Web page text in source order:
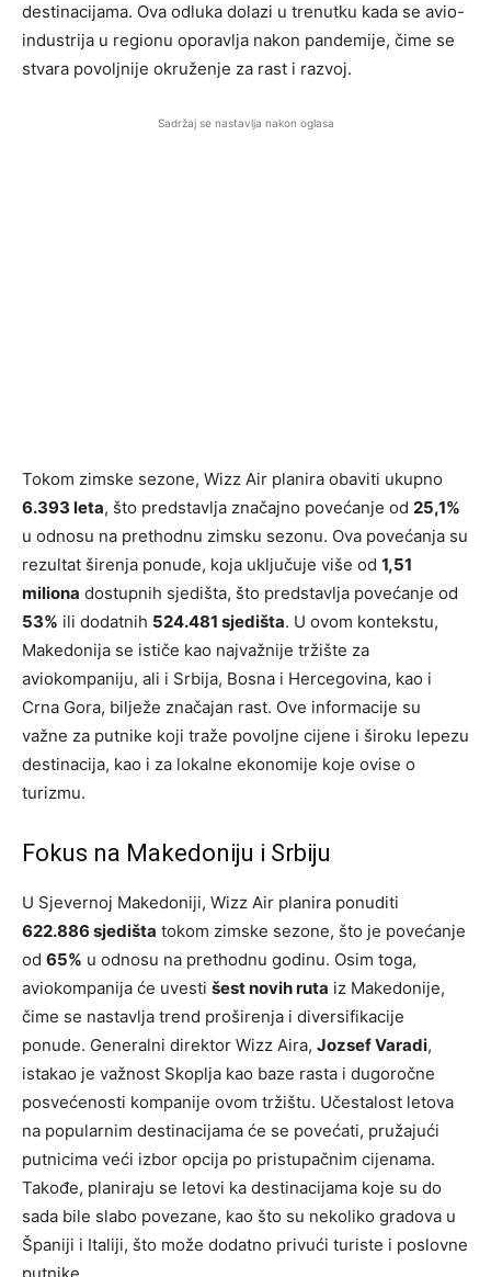
destinacijama. Ova odluka dolazi u trenutku kada se avio-
industrija u regionu oporavlja nakon pandemije, čime se
stvara povoljnije okruženje za rast i razvoj.
Sadržaj se nastavlja nakon oglasa
Tokom zimske sezone, Wizz Air planira obaviti ukupno
6.393 leta, što predstavlja značajno povećanje od 25,1%
u odnosu na prethodnu zimsku sezonu. Ova povećanja su
rezultat širenja ponude, koja uključuje više od 1,51
miliona dostupnih sjedišta, što predstavlja povećanje od
53% ili dodatnih 524.481 sjedišta. U ovom kontekstu,
Makedonija se ističe kao najvažnije tržište za
aviokompaniju, ali i Srbija, Bosna i Hercegovina, kao i
Crna Gora, bilježe značajan rast. Ove informacije su
važne za putnike koji traže povoljne cijene i široku lepezu
destinacija, kao i za lokalne ekonomije koje ovise o
turizmu.
Fokus na Makedoniju i Srbiju
U Sjevernoj Makedoniji, Wizz Air planira ponuditi
622.886 sjedišta tokom zimske sezone, što je povećanje
od 65% u odnosu na prethodnu godinu. Osim toga,
aviokompanija će uvesti šest novih ruta iz Makedonije,
čime se nastavlja trend proširenja i diversifikacije
ponude. Generalni direktor Wizz Aira, Jozsef Varadi,
istakao je važnost Skoplja kao baze rasta i dugoročne
posvećenosti kompanije ovom tržištu. Učestalost letova
na popularnim destinacijama će se povećati, pružajući
putnicima veći izbor opcija po pristupačnim cijenama.
Takođe, planiraju se letovi ka destinacijama koje su do
sada bile slabo povezane, kao što su nekoliko gradova u
Španiji i Italiji, što može dodatno privući turiste i poslovne